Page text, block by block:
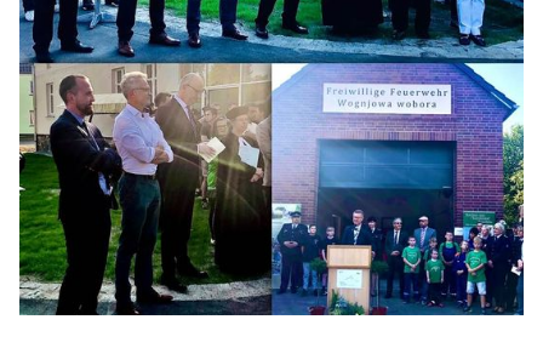
IDENTITÄT
MEINE 10 PUNKTE
PRAKTIKUM
LINKS